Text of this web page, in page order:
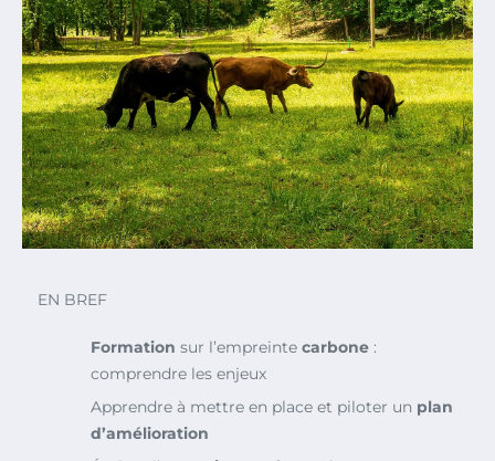
EN BREF
Formation sur l’empreinte carbone :
comprendre les enjeux
Apprendre à mettre en place et piloter un plan
d’amélioration